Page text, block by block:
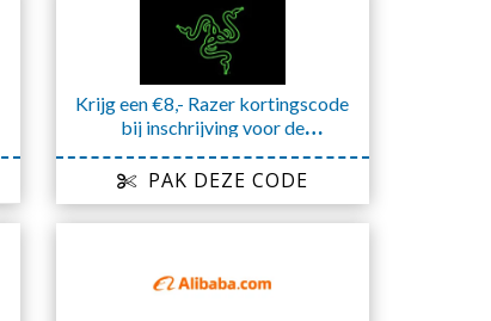
Krijg een €8,- Razer kortingscode
bij inschrijving voor de
nieuwsbrief
PAK DEZE CODE